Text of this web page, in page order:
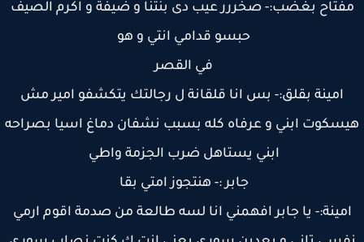
بغضب:- صخررر عيب دى بنتنا و ضيفة و اكرم الصيف
حبسو قدامي انتي و هو
في القصر
امينة بقلق:- بس انا قلقانة ل رجالتك يتكشفو امير مش
ابني و عرفاه كله بسبب نشفان دماغ اسيا بصراحه
ابني يستاهل ضرب الجزمة واطي
جابر :- هنتجوز امتي بقا
يا جابر افهمني انا لسه طالعة من صدمة اقوم ارمي